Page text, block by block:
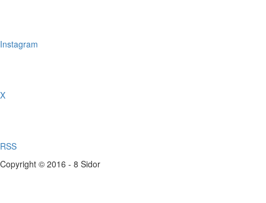
Instagram
X
RSS
Copyright © 2016 - 8 Sidor